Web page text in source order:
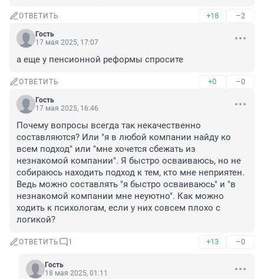
ОТВЕТИТЬ +18 –2
Гость
17 мая 2025, 17:07
а еще у пенсионной реформы спросите
ОТВЕТИТЬ +0 –0
Гость
17 мая 2025, 16:46
Почему вопросы всегда так некачественно
составляются? Или "я в любой компании найду ко
всем подход" или "мне хочется сбежать из
незнакомой компании". Я быстро осваиваюсь, но не
собираюсь находить подход к тем, кто мне неприятен.
Ведь можно составлять "я быстро осваиваюсь" и "в
незнакомой компании мне неуютно". Как можно
ходить к психологам, если у них совсем плохо с
логикой?
ОТВЕТИТЬ 1 +13 –0
Гость
18 мая 2025, 01:11